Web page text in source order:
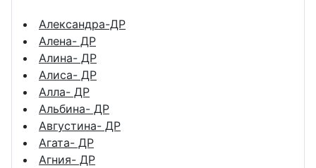
Александра-ДР
Алена- ДР
Алина- ДР
Алиса- ДР
Алла- ДР
Альбина- ДР
Августина- ДР
Агата- ДР
Агния- ДР